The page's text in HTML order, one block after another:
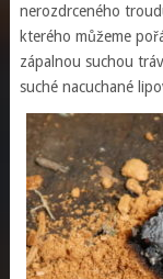
nerozdrceného
kterého můžeme
zápalnou suchou
suché nacuchané